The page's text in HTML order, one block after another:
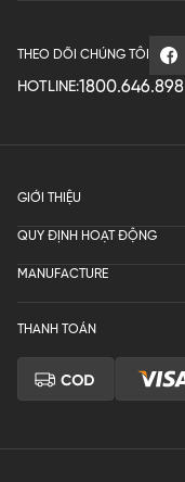
THEO DÕI CHÚNG TÔI
HOTLINE:1800.646.898
GIỚI THIỆU
QUY ĐỊNH HOẠT ĐỘNG
MANUFACTURE
THANH TOÁN